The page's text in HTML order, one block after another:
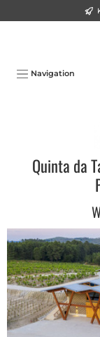
Navigation
Quinta da